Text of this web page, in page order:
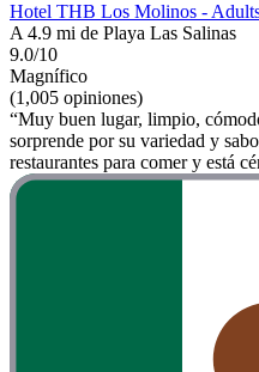
Hotel THB Los Molinos -
A 4.9 mi de Playa Las Salinas
9.0/10
Magnífico
(1,005 opiniones)
“Muy buen lugar, limpio,
sorprende por su variedad y
restaurantes para comer y está